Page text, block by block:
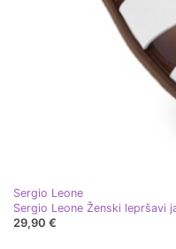
Sergio Leone
29,90 €